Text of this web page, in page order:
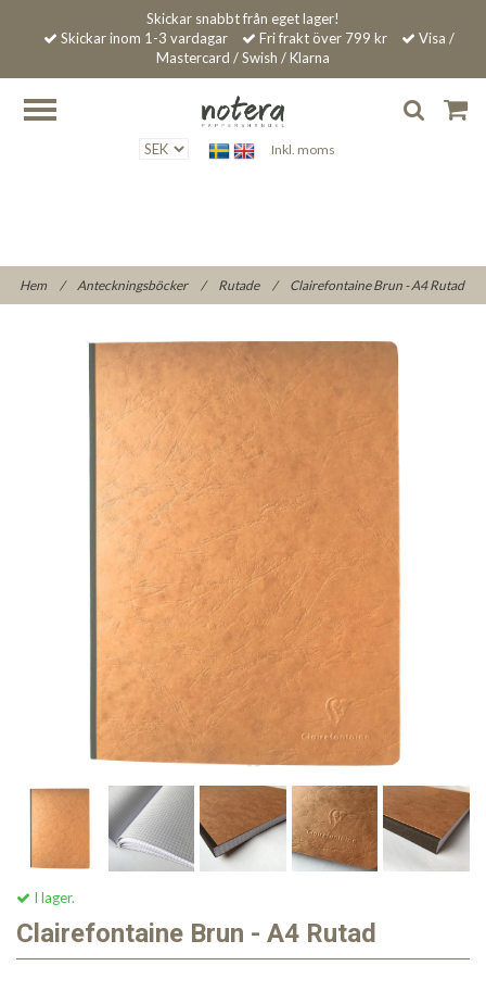
Skickar snabbt från eget lager!
Skickar inom 1-3 vardagar
Fri frakt över 799 kr
Visa /
Mastercard / Swish / Klarna
Inkl. moms
Hem / Anteckningsböcker / Rutade / Clairefontaine Brun - A4 Rutad
I lager.
Clairefontaine Brun - A4 Rutad